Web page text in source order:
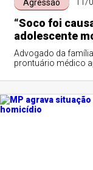
Agressão
“Soco foi
adolescente
Advogado da
prontuário médico